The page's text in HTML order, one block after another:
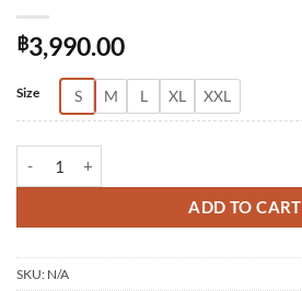
฿3,990.00
Size S M L XL XXL
ADD TO CART
Alternative:
SKU: N/A